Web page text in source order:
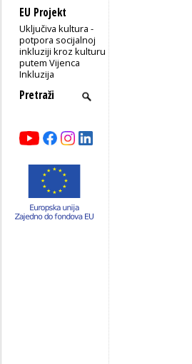
EU Projekt
Uključiva kultura -
potpora socijalnoj
inkluziji kroz kulturu
putem Vijenca
Inkluzija